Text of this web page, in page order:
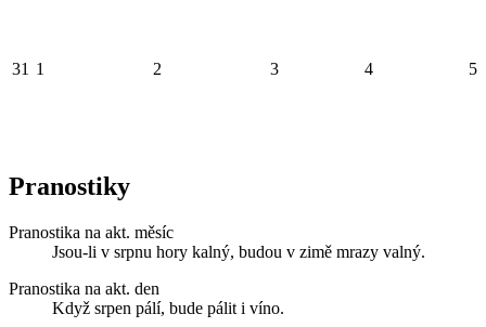
31 1 2 3 4 5
Pranostiky
Pranostika na akt. měsíc
Jsou-li v srpnu hory kalný, budou v zimě mrazy valný.
Pranostika na akt. den
Když srpen pálí, bude pálit i víno.